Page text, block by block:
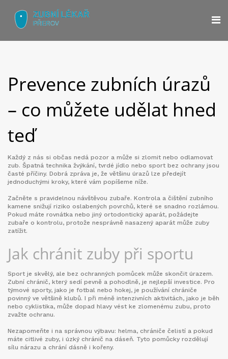
Prevence zubních úrazů
– co můžete udělat hned
teď
Každý z nás si občas nedá pozor a může si zlomit nebo odlamovat
zub. Špatná technika žvýkání, tvrdé jídlo nebo sport bez ochrany jsou
časté příčiny. Dobrá zpráva je, že většinu úrazů lze předejít
jednoduchými kroky, které vám popíšeme níže.
Začněte s pravidelnou návštěvou zubaře. Kontrola a čištění zubního
kamene snižují riziko oslabených povrchů, které se snadno rozlámou.
Pokud máte rovnátka nebo jiný ortodontický aparát, požádejte
zubaře o kontrolu, protože nesprávně nasazený aparát může zuby
zatížit.
Jak chránit zuby při sportu
Sport je skvělý, ale bez ochranných pomůcek může skončit úrazem.
Zubní chránič, který sedí pevně a pohodlně, je nejlepší investice. Pro
týmové sporty, jako je fotbal nebo hokej, je používání chrániče
povinný ve většině klubů. I při méně intenzivních aktivitách, jako je běh
nebo cyklistika, může dopad hlavy vést ke zlomenému zubu, proto
zvažte ochranu.
Nezapomeňte i na správnou výbavu: helma, chrániče čelistí a pokud
máte citlivé zuby, i úzký chránič na dáseň. Tyto pomůcky rozdělují
sílu nárazu a chrání dásně i kořeny.